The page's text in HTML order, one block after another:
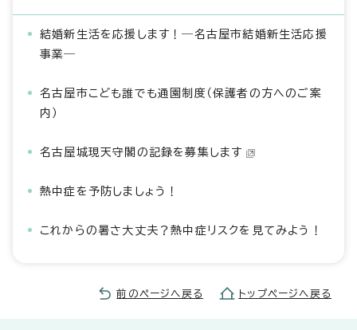
結婚新生活を応援します！―名古屋市結婚新生活応援
事業―
名古屋市こども誰でも通園制度（保護者の方へのご案
内）
名古屋城現天守閣の記録を募集します
熱中症を予防しましょう！
これからの暑さ大丈夫？熱中症リスクを見てみよう！
前のページへ戻る トップページへ戻る